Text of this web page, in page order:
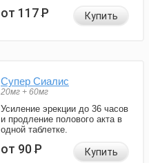
от 117Р Купить
Супер Сиалис
20мг + 60мг
Усиление эрекции до 36 часов
и продление полового акта в
одной таблетке.
от 90Р Купить